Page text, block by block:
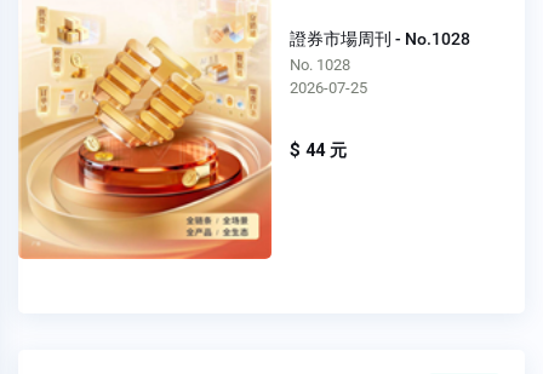
證券市場周刊 - No.1028
No. 1028
2026-07-25
$ 44 元